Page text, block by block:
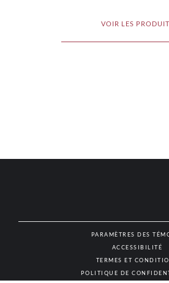
VOIR LES
PARAMÈTRES DES
ACCESSIBILITÉ
TERMES ET
POLITIQUE DE